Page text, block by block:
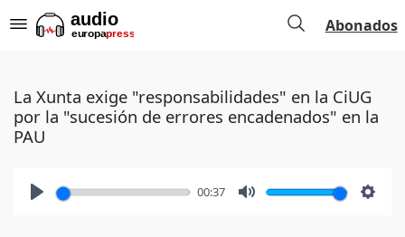
Abonados
La Xunta exige "responsabilidades" en la CiUG
por la "sucesión de errores encadenados" en la
PAU
00:37